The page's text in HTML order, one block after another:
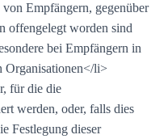
Empfängern, gegenüber
offengelegt worden sind
bei Empfängern in
Organisationen</li>
für die die
werden, oder, falls dies
Festlegung dieser